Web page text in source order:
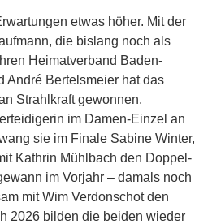
etwas höher. Mit der
die bislang noch als
Heimatverband Baden-
André Bertelsmeier hat das
Strahlkraft gewonnen.
im Damen-Einzel an
sie im Finale Sabine Winter,
Kathrin Mühlbach den Doppel-
im Vorjahr – damals noch
mit Wim Verdonschot den
2026 bilden die beiden wieder